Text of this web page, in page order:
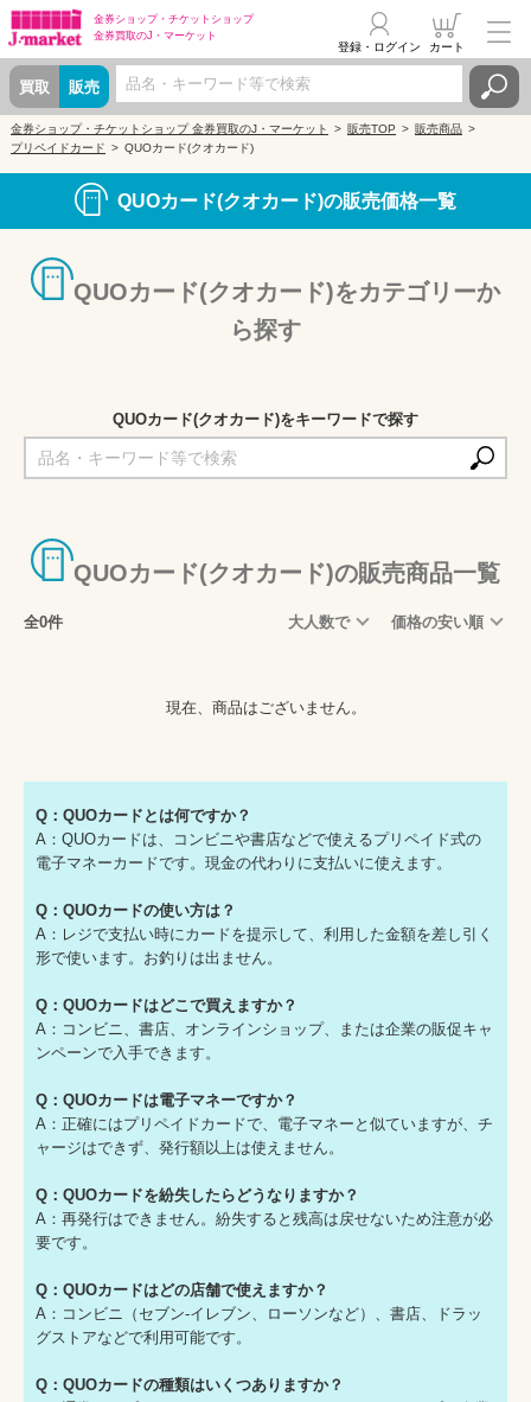
金券ショップ・ チケットショップ
金券買取のJ・マーケット
買取 販売
登録・ログイン カート
金券ショップ・チケットショップ 金券買取のJ・マーケット 販売TOP
販売商品
プリペイドカード
QUOカード(クオカード)
QUOカード(クオカード)の販売価格一覧
QUOカード(クオカード)をカテゴリーか
ら探す
QUOカード(クオカード)をキーワードで探す
QUOカード(クオカード)の販売商品一覧
全0件 大人数で 価格の安い順
現在、商品はございません。
Q：QUOカードとは何ですか？
A：QUOカードは、コンビニや書店などで使えるプリペイド式の
電子マネーカードです。現金の代わりに支払いに使えます。
Q：QUOカードの使い方は？
A：レジで支払い時にカードを提示して、利用した金額を差し引く
形で使います。お釣りは出ません。
Q：QUOカードはどこで買えますか？
A：コンビニ、書店、オンラインショップ、または企業の販促キャ
ンペーンで入手できます。
Q：QUOカードは電子マネーですか？
A：正確にはプリペイドカードで、電子マネーと似ていますが、チ
ャージはできず、発行額以上は使えません。
Q：QUOカードを紛失したらどうなりますか？
A：再発行はできません。紛失すると残高は戻せないため注意が必
要です。
Q：QUOカードはどの店舗で使えますか？
A：コンビニ（セブン-イレブン、ローソンなど）、書店、ドラッ
グストアなどで利用可能です。
Q：QUOカードの種類はいくつありますか？